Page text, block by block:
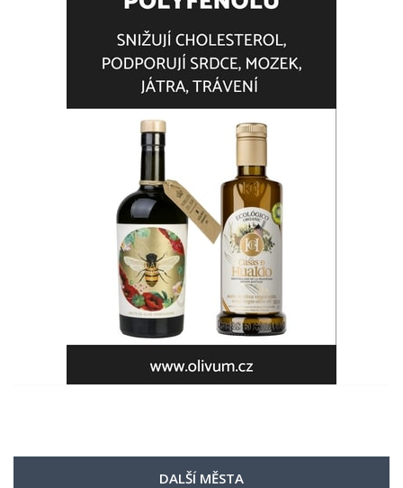
DALŠÍ MĚSTA